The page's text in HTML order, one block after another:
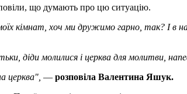
що думають про цю ситуацію.
кімнат, хоч ми дружимо гарно, так? І в
діди молилися і церква для молитви,
церква", — розповіла Валентина Яшук.